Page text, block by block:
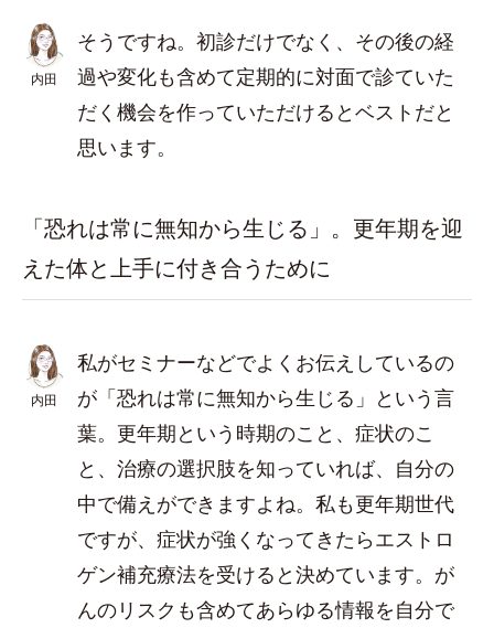
内田
そうですね。初診だけでなく、その後の経
過や変化も含めて定期的に対面で診ていた
だく機会を作っていただけるとベストだと
思います。
「恐れは常に無知から生じる」。更年期を迎
えた体と上手に付き合うために
内田
私がセミナーなどでよくお伝えしているの
が「恐れは常に無知から生じる」という言
葉。更年期という時期のこと、症状のこ
と、治療の選択肢を知っていれば、自分の
中で備えができますよね。私も更年期世代
ですが、症状が強くなってきたらエストロ
ゲン補充療法を受けると決めています。が
んのリスクも含めてあらゆる情報を自分で